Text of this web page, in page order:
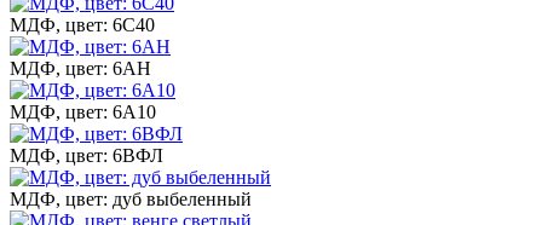
МДФ, цвет: 6С40
МДФ, цвет: 6АН
МДФ, цвет: 6А10
МДФ, цвет: 6ВФЛ
МДФ, цвет: дуб выбеленный